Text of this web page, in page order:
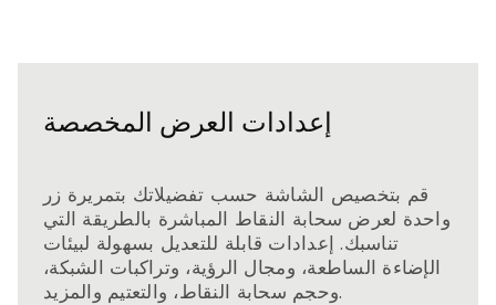
إعدادات العرض المخصصة
قم بتخصيص الشاشة حسب تفضيلاتك بتمريرة زر
واحدة لعرض سحابة النقاط المباشرة بالطريقة التي
تناسبك. إعدادات قابلة للتعديل بسهولة لبيئات
الإضاءة الساطعة، ومجال الرؤية، وتراكبات الشبكة،
وحجم سحابة النقاط، والتعتيم والمزيد.